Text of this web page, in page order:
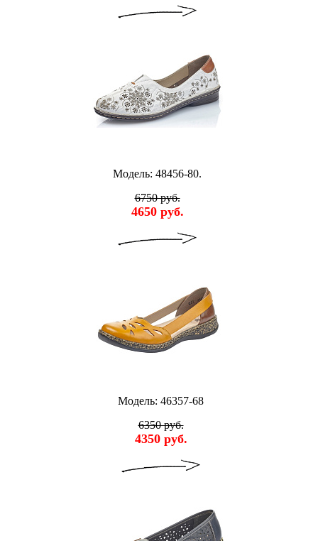
Модель: 48456-80.
6750 руб.
4650 руб.
Модель: 46357-68
6350 руб.
4350 руб.